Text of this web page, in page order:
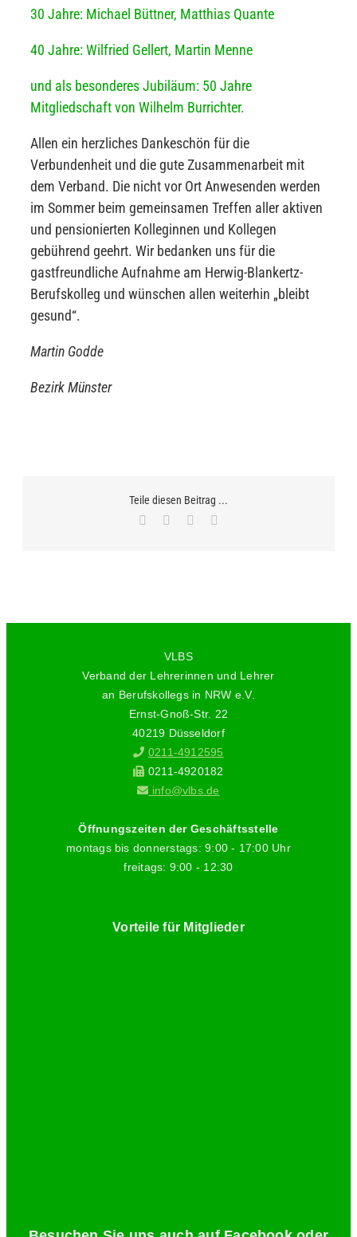
30 Jahre: Michael Büttner, Matthias Quante
40 Jahre: Wilfried Gellert, Martin Menne
und als besonderes Jubiläum: 50 Jahre
Mitgliedschaft von Wilhelm Burrichter.
Allen ein herzliches Dankeschön für die
Verbundenheit und die gute Zusammenarbeit mit
dem Verband. Die nicht vor Ort Anwesenden werden
im Sommer beim gemeinsamen Treffen aller aktiven
und pensionierten Kolleginnen und Kollegen
gebührend geehrt. Wir bedanken uns für die
gastfreundliche Aufnahme am Herwig-Blankertz-
Berufskolleg und wünschen allen weiterhin „bleibt
gesund“.
Martin Godde
Bezirk Münster
Teile diesen Beitrag ...
Facebook WhatsApp
VLBS
Verband der Lehrerinnen und Lehrer
an Berufskollegs in NRW e.V.
Ernst-Gnoß-Str. 22
40219 Düsseldorf
0211-4912595
0211-4920182
info@vlbs.de
Öffnungszeiten der Geschäftsstelle
montags bis donnerstags: 9:00 - 17:00 Uhr
freitags: 9:00 - 12:30
Vorteile für Mitglieder